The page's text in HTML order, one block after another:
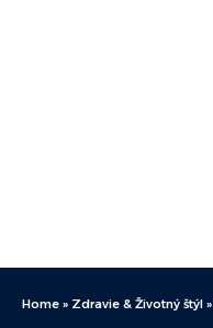
Home » Zdravie & Životný štýl »